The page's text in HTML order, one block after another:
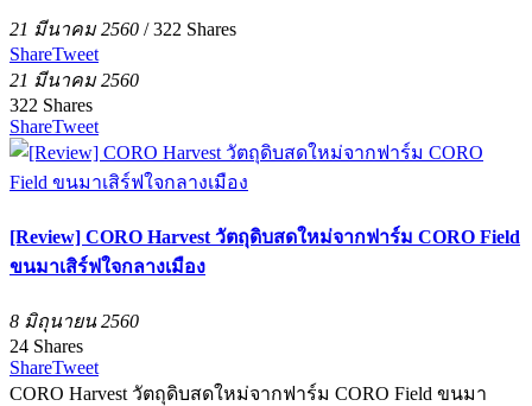
21 มีนาคม 2560 /322 Shares
ShareTweet
21 มีนาคม 2560
322 Shares
ShareTweet
[Review] CORO Harvest วัตถุดิบสดใหม่จากฟาร์ม CORO Field
ขนมาเสิร์ฟใจกลางเมือง
8 มิถุนายน 2560
24 Shares
ShareTweet
CORO Harvest วัตถุดิบสดใหม่จากฟาร์ม CORO Field ขนมา